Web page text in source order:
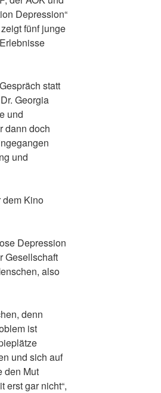
Depression“
fünf junge
statt
Georgia
und
dann doch
und
dem Kino
Depression
Gesellschaft
also
denn
ist
und sich auf
den Mut
erst gar nicht“,